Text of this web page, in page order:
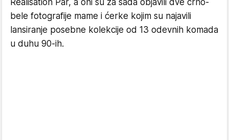
bele fotografije mame i ćerke kojim su najavili
lansiranje posebne kolekcije od 13 odevnih komada
u duhu 90-ih.